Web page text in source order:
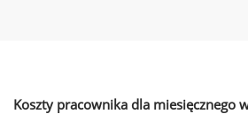
Koszty pracownika dla miesięcznego